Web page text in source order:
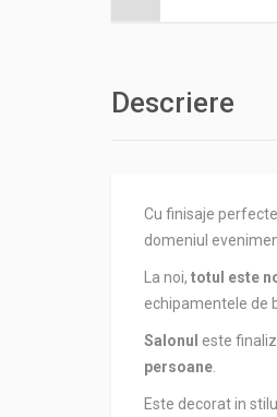
Descriere
Cu finisaje
domeniul
La noi, totul este
echipamentele de
Salonul este
persoane
Este decorat in